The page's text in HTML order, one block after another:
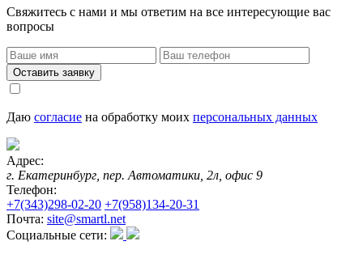
Свяжитесь с нами и мы ответим на все интересующие вас
вопросы
Оставить заявку
Даю согласие на обработку моих персональных данных
Адрес:
г. Екатеринбург, пер. Автоматики, 2л, офис 9
Телефон:
+7(343)298-02-20 +7(958)134-20-31
Почта: site@smartl.net
Социальные сети: